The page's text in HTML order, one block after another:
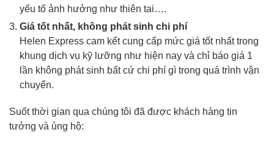
yếu tố ảnh hưởng như thiên tai….
Giá tốt nhất, không phát sinh chi phí
Helen Express cam kết cung cấp mức giá tốt nhất trong
khung dịch vụ kỹ lưỡng như hiện nay và chỉ báo giá 1
lần không phát sinh bất cứ chi phí gì trong quá trình vận
chuyển.
Suốt thời gian qua chúng tôi đã được khách hàng tin
tưởng và ủng hộ: